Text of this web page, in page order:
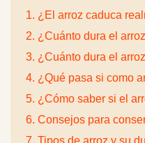
1. ¿El arroz caduca
2. ¿Cuánto dura el
3. ¿Cuánto dura el
4. ¿Qué pasa si como
5. ¿Cómo saber si el
6. Consejos para